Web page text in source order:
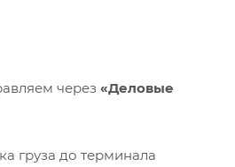
через «Деловые
груза до терминала